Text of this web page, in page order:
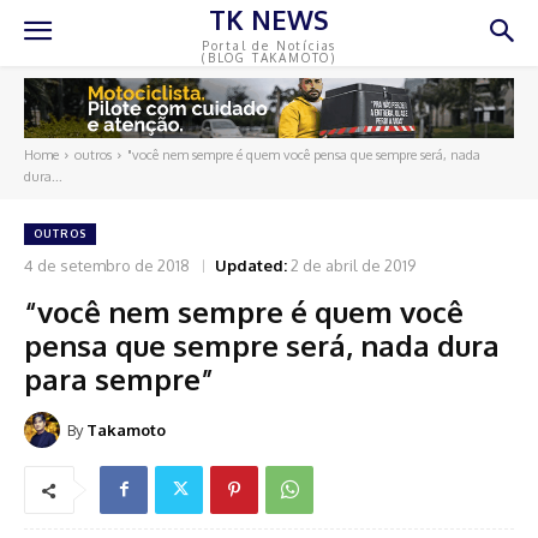
TK NEWS
Portal de Notícias
(BLOG TAKAMOTO)
Home outros
"você nem sempre é quem você pensa que sempre será, nada
dura...
OUTROS
4 de setembro de 2018 Updated:2 de abril de 2019
“você nem sempre é quem você
pensa que sempre será, nada dura
para sempre”
By Takamoto